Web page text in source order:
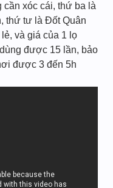
cần xóc cái, thứ ba là
thứ tư là Đốt Quân
và giá của 1 lọ
được 15 lần, bảo
được 3 đến 5h